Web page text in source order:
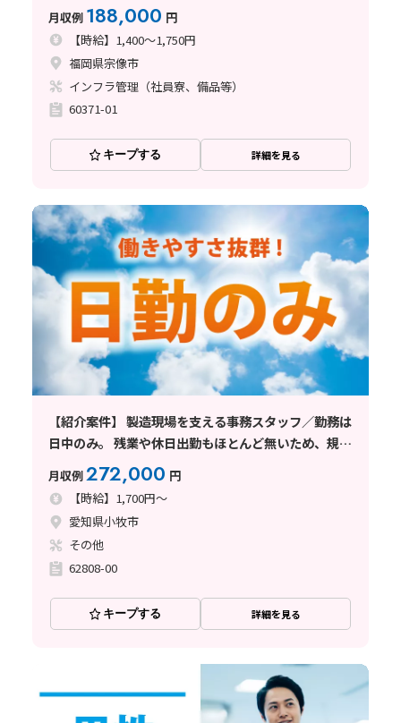
月収例 188,000 円
【時給】1,400～1,750円
福岡県宗像市
インフラ管理（社員寮、備品等）
60371-01
キープする 詳細を見る
【紹介案件】 製造現場を支える事務スタッフ／勤務は
日中のみ。 残業や休日出勤もほとんど無いため、規則
正しい働き方で安心！
月収例272,000 円
【時給】1,700円～
愛知県小牧市
その他
62808-00
キープする 詳細を見る